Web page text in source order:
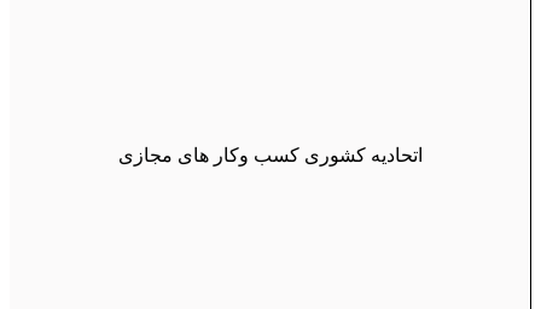
اتحادیه کشوری کسب وکار های مجازی